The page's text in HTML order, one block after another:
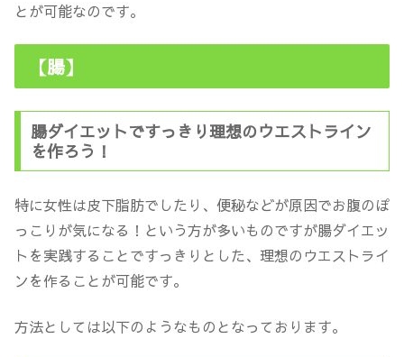
とが可能なのです。
【腸】
腸ダイエットですっきり理想のウエストライン
を作ろう！
特に女性は皮下脂肪でしたり、便秘などが原因でお腹のぽ
っこりが気になる！という方が多いものですが腸ダイエッ
トを実践することですっきりとした、理想のウエストライ
ンを作ることが可能です。
方法としては以下のようなものとなっております。